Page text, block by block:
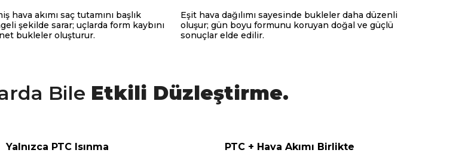
hava akımı saç tutamını başlık
şekilde sarar; uçlarda form kaybını
bukleler oluşturur.
Eşit hava dağılımı sayesinde bukleler daha düzenli
oluşur; gün boyu formunu koruyan doğal ve güçlü
sonuçlar elde edilir.
Bile Etkili Düzleştirme.
Yalnızca PTC Isınma PTC + Hava Akımı Birlikte